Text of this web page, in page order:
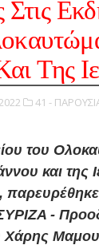
Της
41 -
του
και της
-
Χάρης